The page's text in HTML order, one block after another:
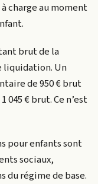
charge au moment
brut de la
liquidation. Un
de 950 € brut
€ brut. Ce n’est
pour enfants sont
sociaux,
du régime de base.